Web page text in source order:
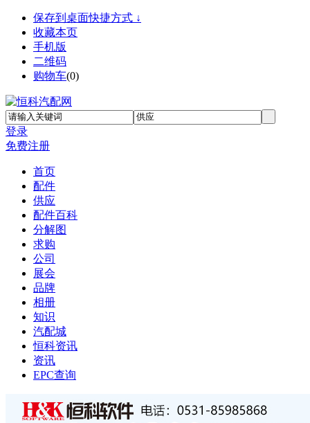
保存到桌面快捷方式 ↓
收藏本页
手机版
二维码
购物车(0)
登录
免费注册
首页
配件
供应
配件百科
分解图
求购
公司
展会
品牌
相册
知识
汽配城
恒科资讯
资讯
EPC查询